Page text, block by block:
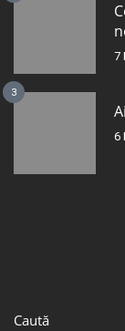
7
3
6
Caută